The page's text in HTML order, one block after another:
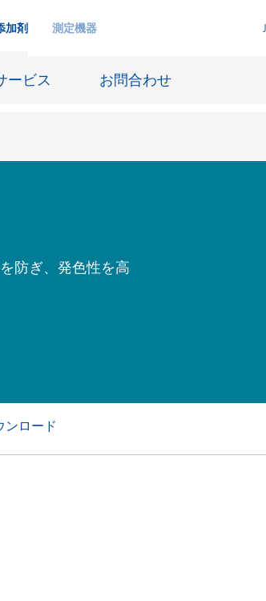
加剤 測定機器
ービス お問合わせ
潤滑油および離型
防ぎ、発色性を高
ンロード